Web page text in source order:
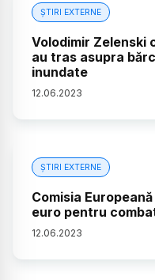
ȘTIRI EXTERNE
Volodimir Zelenski
au tras asupra
inundate
12.06.2023
ȘTIRI EXTERNE
Comisia
euro pentru
12.06.2023